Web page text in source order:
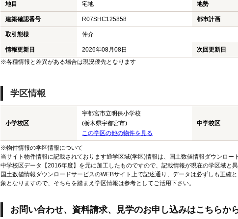
地目 宅地 地勢
建築確認番号 R07SHC125858 都市計画
取引態様 仲介
情報更新日 2026年08月08日 次回更新日
※各種情報と差異がある場合は現況優先となります
学区情報
小学校区
宇都宮市立明保小学校
(栃木県宇都宮市)
この学区の他の物件を見る
中学校区
※物件情報の学区情報について
当サイト物件情報に記載されております通学区域(学区)情報は、国土数値情報ダウンロ
中学校区データ【2016年度】を元に加工したものですので、記載情報が現在の学区域と異
国土数値情報ダウンロードサービスのWEBサイト上で記述通り、データは必ずしも正確
象となりますので、そちらを踏まえ学区情報は参考としてご活用下さい。
お問い合わせ、資料請求、見学のお申し込みはこちらか